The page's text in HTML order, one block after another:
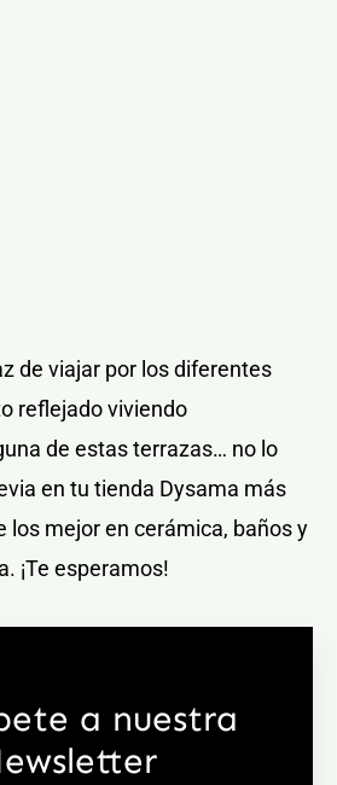
de viajar por los diferentes
reflejado viviendo
de estas terrazas… no lo
en tu tienda Dysama más
los mejor en cerámica, baños y
¡Te esperamos!
a nuestra